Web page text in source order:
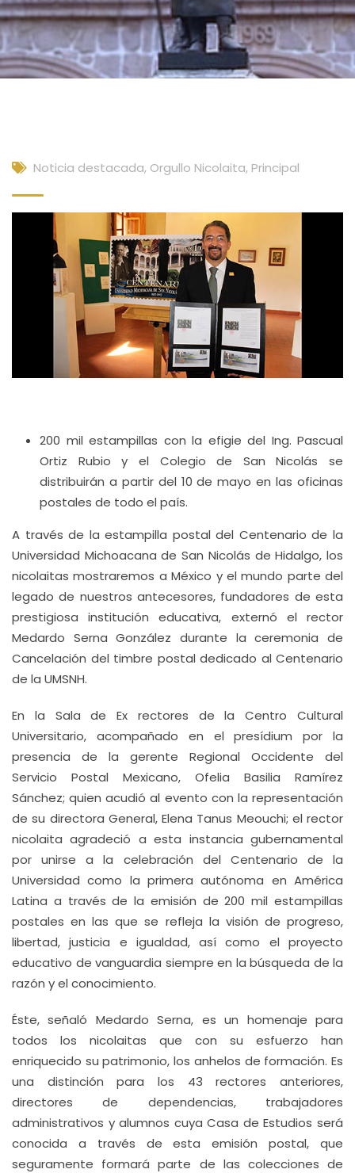
Noticia destacada, Orgullo Nicolaita, Principal
200 mil estampillas con la efigie del Ing. Pascual
Ortiz Rubio y el Colegio de San Nicolás se
distribuirán a partir del 10 de mayo en las oficinas
postales de todo el país.
A través de la estampilla postal del Centenario de la
Universidad Michoacana de San Nicolás de Hidalgo, los
nicolaitas mostraremos a México y el mundo parte del
legado de nuestros antecesores, fundadores de esta
prestigiosa institución educativa, externó el rector
Medardo Serna González durante la ceremonia de
Cancelación del timbre postal dedicado al Centenario
de la UMSNH.
En la Sala de Ex rectores de la Centro Cultural
Universitario, acompañado en el presídium por la
presencia de la gerente Regional Occidente del
Servicio Postal Mexicano, Ofelia Basilia Ramírez
Sánchez; quien acudió al evento con la representación
de su directora General, Elena Tanus Meouchi; el rector
nicolaita agradeció a esta instancia gubernamental
por unirse a la celebración del Centenario de la
Universidad como la primera autónoma en América
Latina a través de la emisión de 200 mil estampillas
postales en las que se refleja la visión de progreso,
libertad, justicia e igualdad, así como el proyecto
educativo de vanguardia siempre en la búsqueda de la
razón y el conocimiento.
Éste, señaló Medardo Serna, es un homenaje para
todos los nicolaitas que con su esfuerzo han
enriquecido su patrimonio, los anhelos de formación. Es
una distinción para los 43 rectores anteriores,
directores de dependencias, trabajadores
administrativos y alumnos cuya Casa de Estudios será
conocida a través de esta emisión postal, que
seguramente formará parte de las colecciones de